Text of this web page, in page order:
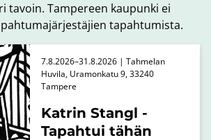
tavoin. Tampereen kaupunki ei
tapahtumista.
Katrin Stangl -
Tapahtui tähän
7.8.2026–31.8.2026 | Tahmelan
Huvila, Uramonkatu 9, 33240
Tampere